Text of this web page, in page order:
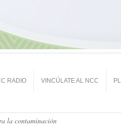
RADIO VINCÚLATE AL NCC
la contaminación